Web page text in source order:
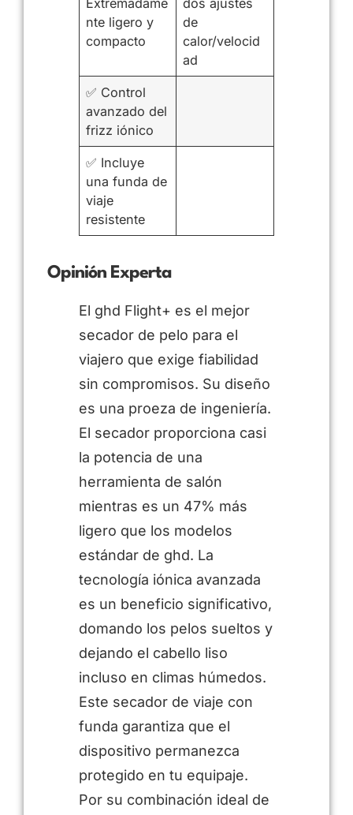
Extremadame
nte ligero y
compacto
dos ajustes
de
calor/velocid
ad
✅ Control
avanzado del
frizz iónico
✅ Incluye
una funda de
viaje
resistente
Opinión Experta
El ghd Flight+ es el mejor
secador de pelo para el
viajero que exige fiabilidad
sin compromisos. Su diseño
es una proeza de ingeniería.
El secador proporciona casi
la potencia de una
herramienta de salón
mientras es un 47% más
ligero que los modelos
estándar de ghd. La
tecnología iónica avanzada
es un beneficio significativo,
domando los pelos sueltos y
dejando el cabello liso
incluso en climas húmedos.
Este secador de viaje con
funda garantiza que el
dispositivo permanezca
protegido en tu equipaje.
Por su combinación ideal de